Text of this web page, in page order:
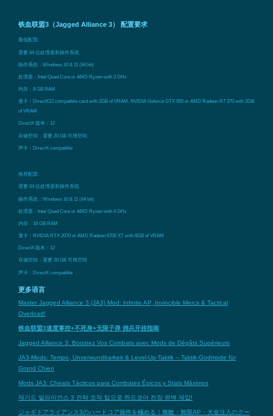
铁血联盟3（Jagged Alliance 3） 配置要求
最低配置:
需要 64 位处理器和操作系统
操作系统：Windows 10 & 11 (64 bit)
处理器：Intel Quad Core or AMD Ryzen with 3 GHz
内存：8 GB RAM
显卡：DirectX12 compatible card with 2GB of VRAM, NVIDIA Geforce GTX 950 or AMD Radeon R7 370 with 2GB
of VRAM
DirectX 版本：12
存储空间：需要 20 GB 可用空间
声卡：DirectX compatible
推荐配置:
需要 64 位处理器和操作系统
操作系统：Windows 10 & 11 (64 bit)
处理器：Intel Quad Core or AMD Ryzen with 4 GHz
内存：16 GB RAM
显卡：NVIDIA RTX 2070 or AMD Radeon 6700 XT with 8GB of VRAM
DirectX 版本：12
存储空间：需要 20 GB 可用空间
声卡：DirectX compatible
更多语言
Master Jagged Alliance 3 (JA3) Mod: Infinite AP, Invincible Mercs & Tactical
Overload!
铁血联盟3速度掌控+不死身+无限子弹 佣兵开挂指南
Jagged Alliance 3: Boostez Vos Combats avec Mods de Dégâts Supérieurs
JA3-Mods: Tempo, Unverwundbarkeit & Level-Up-Taktik – Taktik-Godmode für
Grand Chien
Mods JA3: Cheats Tácticos para Combates Épicos y Stats Máximos
재기드 얼라이언스 3 전략 조작 팁으로 하드코어 전장 완벽 제압!
ジャギドアライアンス3のハードコア操作を極める！無敵・無限AP・大金注入のクー